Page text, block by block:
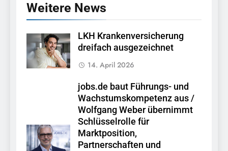
Weitere News
LKH Krankenversicherung
dreifach ausgezeichnet
14. April 2026
jobs.de baut Führungs- und
Wachstumskompetenz aus /
Wolfgang Weber übernimmt
Schlüsselrolle für
Marktposition,
Partnerschaften und